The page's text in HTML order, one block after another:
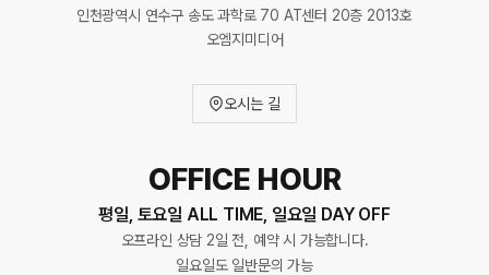
인천광역시 연수구 송도 과학로 70 AT센터 20층 2013호
오엠지미디어
오시는 길
OFFICE HOUR
평일, 토요일 ALL TIME, 일요일 DAY OFF
오프라인 상담 2일 전, 예약 시 가능합니다.
일요일도 일반문의 가능